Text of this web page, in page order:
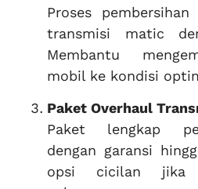
Proses
transmisi matic
Membantu
mobil ke kondisi
Paket Overhaul
Paket lengkap
dengan garansi
opsi cicilan jika